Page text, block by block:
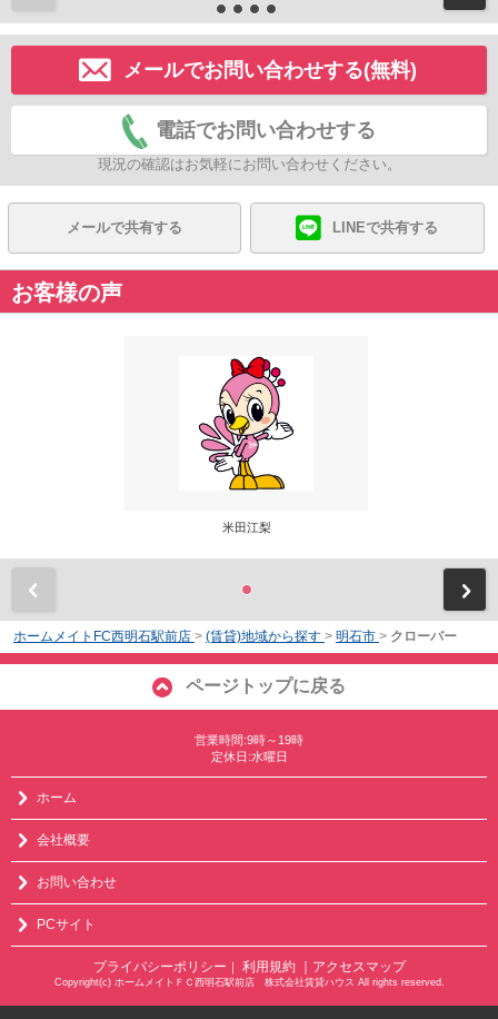
メールでお問い合わせする(無料)
電話でお問い合わせする
現況の確認はお気軽にお問い合わせください。
メールで共有する LINEで共有する
お客様の声
米田江梨
ホームメイトFC西明石駅前店 > (賃貸)地域から探す > 明石市 > クローバー
ページトップに戻る
営業時間:9時～19時
定休日:水曜日
ホーム
会社概要
お問い合わせ
PCサイト
プライバシーポリシー 利用規約 ｜アクセスマップ
Copyright(c) ホームメイトＦＣ西明石駅前店 株式会社賃貸ハウス All rights reserved.